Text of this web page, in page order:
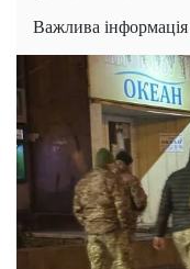
Важлива інформація